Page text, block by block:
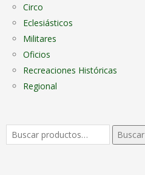
Circo
Eclesiásticos
Militares
Oficios
Recreaciones Históricas
Regional
Buscar
por:
Buscar